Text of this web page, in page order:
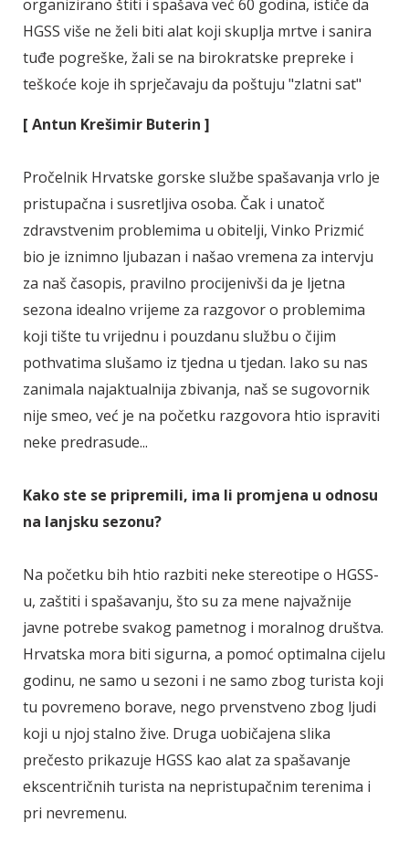
organizirano štiti i spašava već 60 godina, ističe da
HGSS više ne želi biti alat koji skuplja mrtve i sanira
tuđe pogreške, žali se na birokratske prepreke i
teškoće koje ih sprječavaju da poštuju "zlatni sat"
[ Antun Krešimir Buterin ]
Pročelnik Hrvatske gorske službe spašavanja vrlo je
pristupačna i susretljiva osoba. Čak i unatoč
zdravstvenim problemima u obitelji, Vinko Prizmić
bio je iznimno ljubazan i našao vremena za intervju
za naš časopis, pravilno procijenivši da je ljetna
sezona idealno vrijeme za razgovor o problemima
koji tište tu vrijednu i pouzdanu službu o čijim
pothvatima slušamo iz tjedna u tjedan. Iako su nas
zanimala najaktualnija zbivanja, naš se sugovornik
nije smeo, već je na početku razgovora htio ispraviti
neke predrasude...
Kako ste se pripremili, ima li promjena u odnosu
na lanjsku sezonu?
Na početku bih htio razbiti neke stereotipe o HGSS-
u, zaštiti i spašavanju, što su za mene najvažnije
javne potrebe svakog pametnog i moralnog društva.
Hrvatska mora biti sigurna, a pomoć optimalna cijelu
godinu, ne samo u sezoni i ne samo zbog turista koji
tu povremeno borave, nego prvenstveno zbog ljudi
koji u njoj stalno žive. Druga uobičajena slika
prečesto prikazuje HGSS kao alat za spašavanje
ekscentričnih turista na nepristupačnim terenima i
pri nevremenu.